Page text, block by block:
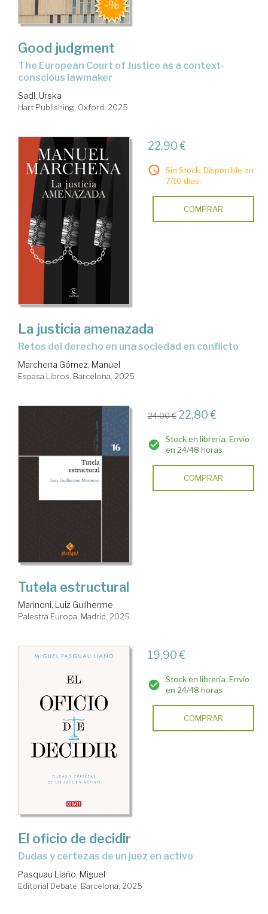
Good judgment
the European Court of Justice as a context-
conscious lawmaker
Sadl, Urska
Hart Publishing. Oxford, 2025
22,90 €
Sin Stock. Disponible en
7/10 días.
COMPRAR
La justicia amenazada
retos del derecho en una sociedad en conflicto
Marchena Gómez, Manuel
Espasa Libros. Barcelona, 2025
24,00 € 22,80 €
Stock en librería. Envío
en 24/48 horas
COMPRAR
Tutela estructural
Marinoni, Luiz Guilherme
Palestra Europa. Madrid, 2025
19,90 €
Stock en librería. Envío
en 24/48 horas
COMPRAR
El oficio de decidir
dudas y certezas de un juez en activo
Pasquau Liaño, Miguel
Editorial Debate. Barcelona, 2025